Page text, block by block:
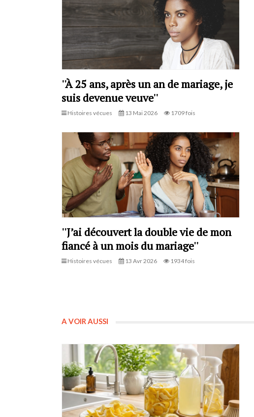
''À 25 ans, après un an de mariage, je
suis devenue veuve''
Histoires vécues 13 Mai 2026 1709 fois
''J’ai découvert la double vie de mon
fiancé à un mois du mariage''
Histoires vécues 13 Avr 2026 1934 fois
A VOIR AUSSI